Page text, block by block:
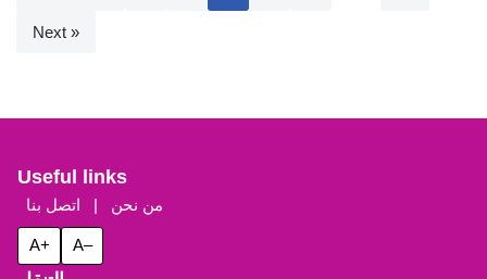
Next »
Useful links
من نحن | اتصل بنا
A+ A–